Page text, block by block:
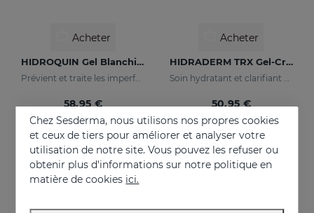
Acheter
HIDROQUIN Gel Blanchissant
Prévient et traite les imperfections cutanées importantes
58.95 €
Acheter
HIDRADERM TRX Gel-Crème
Soin hydratant et clarifiant pour les peaux mixtes
50.95 €
NEUF
Chez Sesderma, nous utilisons nos propres cookies
et ceux de tiers pour améliorer et analyser votre
utilisation de notre site. Vous pouvez les refuser ou
obtenir plus d'informations sur notre politique en
matière de cookies ici.